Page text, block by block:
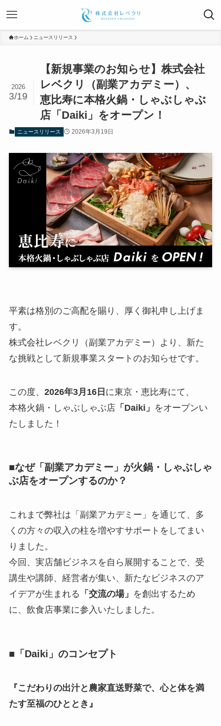
ホーム ニュースリリース
【新規事業のお知らせ】株式会社
レベクリ（副業アカデミー）、
恵比寿に本格火鍋・しゃぶしゃぶ
店「Daiki」をオープン！
2026
3/19
ニュースリリース 2026年3月19日
平素は格別のご高配を賜り、厚く御礼申し上げま
す。
株式会社レベクリ（副業アカデミー）より、新た
な挑戦として新規事業スタートのお知らせです。
この度、 2026年3月16日 に東京・恵比寿にて、
本格火鍋・しゃぶしゃぶ店「Daiki」 をオープンい
たしました！
■なぜ「副業アカデミー」が火鍋・しゃぶしゃ
ぶ店をオープンするのか？
これまで弊社は「副業アカデミー」を通じて、多
くの方々の収入の柱を増やすサポートをしてまい
りました。
今回、実店舗ビジネスを自ら展開することで、受
講生や講師、経営者が集い、新たなビジネスのア
イデアが生まれる 「交流の場」 を創出するため
に、飲食店事業に参入いたしました。
■「Daiki」のコンセプト
『こだわりの出汁と農家直送野菜で、心と体を満
たす至福のひととき』